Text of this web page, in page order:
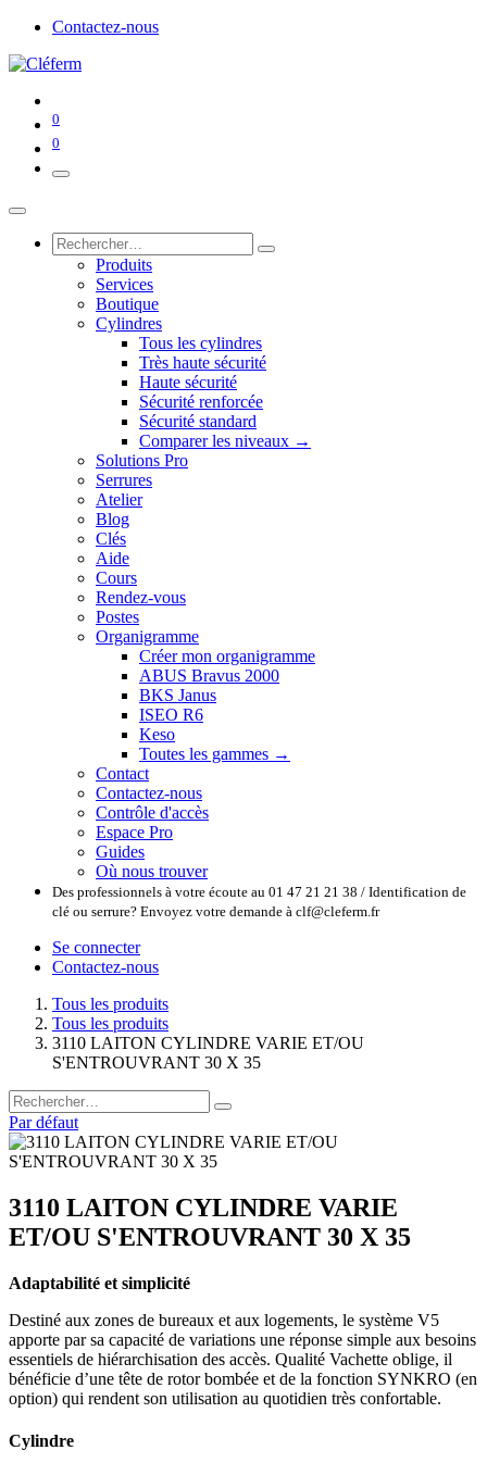
Contactez-nous
0
0
Produits
Services
Boutique
Cylindres
Tous les cylindres
Très haute sécurité
Haute sécurité
Sécurité renforcée
Sécurité standard
Comparer les niveaux →
Solutions Pro
Serrures
Atelier
Blog
Clés
Aide
Cours
Rendez-vous
Postes
Organigramme
Créer mon organigramme
ABUS Bravus 2000
BKS Janus
ISEO R6
Keso
Toutes les gammes →
Contact
Contactez-nous
Contrôle d'accès
Espace Pro
Guides
Où nous trouver
Des professionnels à votre écoute au 01 47 21 21 38 / Identification de
clé ou serrure? Envoyez votre demande à clf@cleferm.fr
Se connecter
Contactez-nous
Tous les produits
Tous les produits
3110 LAITON CYLINDRE VARIE ET/OU
S'ENTROUVRANT 30 X 35
Par défaut
3110 LAITON CYLINDRE VARIE
ET/OU S'ENTROUVRANT 30 X 35
Adaptabilité et simplicité
Destiné aux zones de bureaux et aux logements, le système V5
apporte par sa capacité de variations une réponse simple aux besoins
essentiels de hiérarchisation des accès. Qualité Vachette oblige, il
bénéficie d’une tête de rotor bombée et de la fonction SYNKRO (en
option) qui rendent son utilisation au quotidien très confortable.
Cylindre